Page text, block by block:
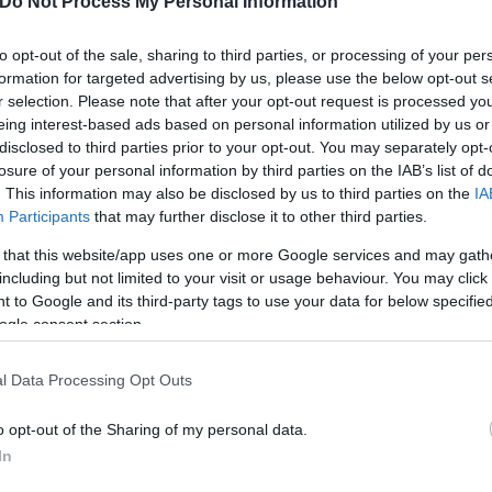
opt-out of the sale, sharing to third parties, or processing of your
for targeted advertising by us, please use the below opt-out
selection. Please note that after your opt-out request is processed
interest-based ads based on personal information utilized by us
to third parties prior to your opt-out. You may separately
of your personal information by third parties on the IAB’s list of
This information may also be disclosed by us to third parties on the
Participants that may further disclose it to other third parties.
that this website/app uses one or more Google services and may
but not limited to your visit or usage behaviour. You may
to Google and its third-party tags to use your data for below
consent section.
Data Processing Opt Outs
opt-out of the Sharing of my personal data.
το Οικονομικό της Νομικής και μετά αν θέλεις
το». Και τελικά τα έκανα μόνη μου και τα δύο.